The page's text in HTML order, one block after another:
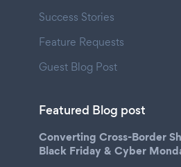
Success Stories
Feature Requests
Guest Blog Post
Featured Blog post
Converting Cross-Border
Black Friday & Cyber